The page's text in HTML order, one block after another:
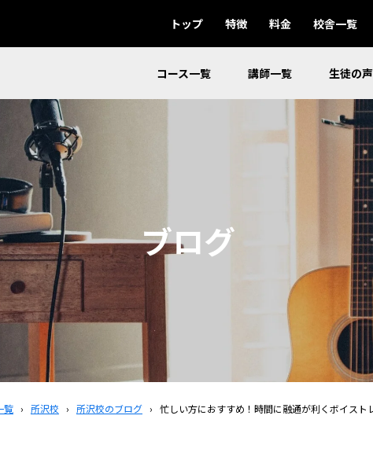
トップ 特徴 料金 校舎一覧
コース一覧 講師一覧 生徒の声
ブログ
覧 › 所沢校 › 所沢校のブログ › 忙しい方におすすめ！時間に融通が利くボイス